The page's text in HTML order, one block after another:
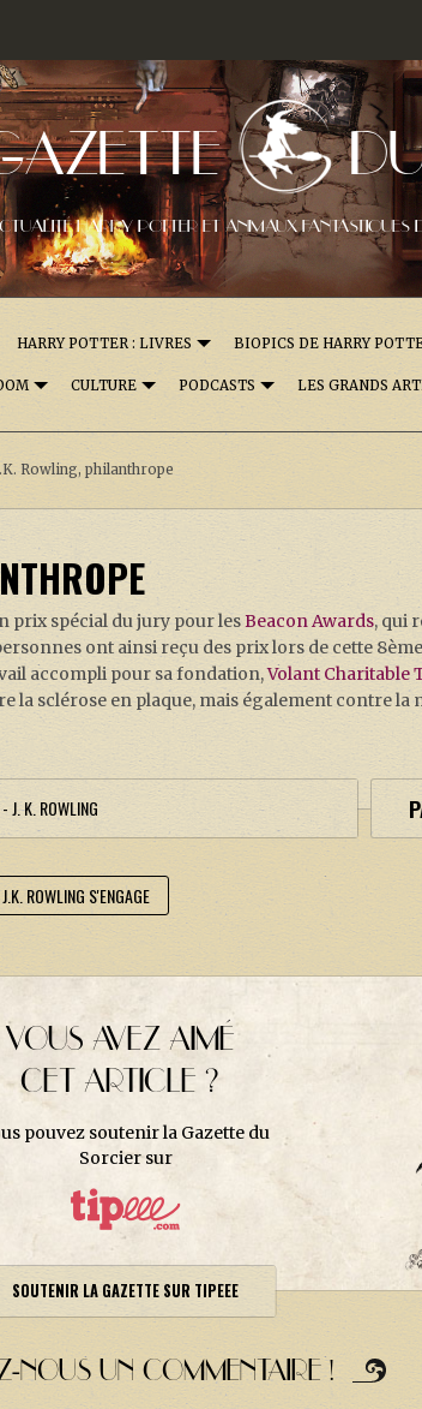
HARRY POTTER ET ANIMAUX
HARRY POTTER : LIVRES BIOPICS DE HARRY
CULTURE PODCASTS LES GRANDS
Rowling, philanthrope
prix spécial du jury pour lesBeacon Awards, qui
ont ainsi reçu des prix lors de cette
accompli pour sa fondation,Volant Charitable
la sclérose en plaque, mais également contre la
J. K. ROWLING
J.K. ROWLING S'ENGAGE
VOUS AVEZ AIMÉ
CET ARTICLE ?
pouvez soutenir la Gazette du
Sorcier sur
SOUTENIR LA GAZETTE SUR TIPEEE
NOUS UN COMMENTAIRE !